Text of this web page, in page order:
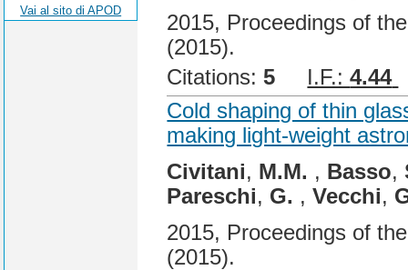
Vai al sito di APOD
2015, Proceedings of
(2015).
Citations: 5 I.F.:4.44
Cold shaping of thin
making light-weight
Civitani, M.M. , Basso,
Pareschi, G. ,Vecchi,
2015, Proceedings of
(2015).